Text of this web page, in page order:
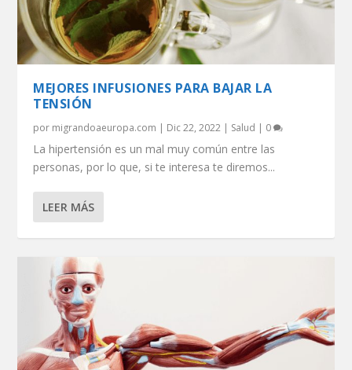
MEJORES INFUSIONES PARA BAJAR LA
TENSIÓN
por migrandoaeuropa.com | Dic 22, 2022 | Salud | 0
La hipertensión es un mal muy común entre las
personas, por lo que, si te interesa te diremos...
LEER MÁS